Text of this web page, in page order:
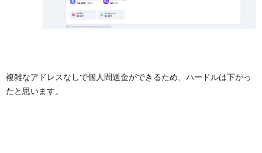
複雑なアドレスなしで個人間送金ができるため、ハードルは下がっ
たと思います。